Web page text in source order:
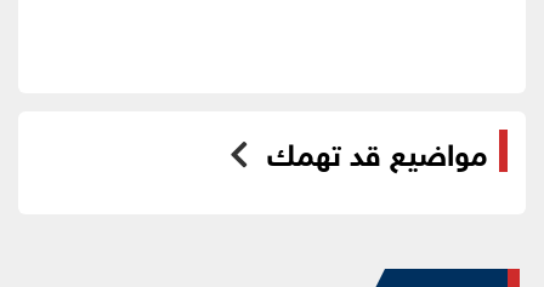
مواضيع قد تهمك